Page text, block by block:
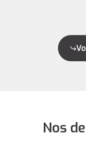
Nos